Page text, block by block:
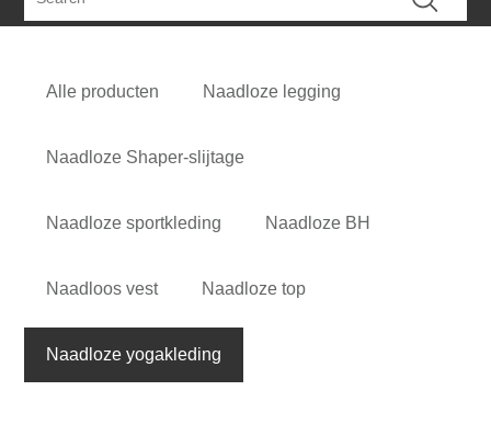
Alle producten Naadloze legging
Naadloze Shaper-slijtage
Naadloze sportkleding Naadloze BH
Naadloos vest Naadloze top
Naadloze yogakleding